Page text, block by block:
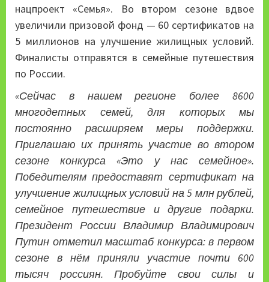
нацпроект «Семья». Во втором сезоне вдвое
увеличили призовой фонд — 60 сертификатов на
5 миллионов на улучшение жилищных условий.
Финалисты отправятся в семейные путешествия
по России.
«Сейчас в нашем регионе более 8600
многодетных семей, для которых мы
постоянно расширяем меры поддержки.
Приглашаю их принять участие во втором
сезоне конкурса «Это у нас семейное».
Победителям предоставят сертификат на
улучшение жилищных условий на 5 млн рублей,
семейное путешествие и другие подарки.
Президент России Владимир Владимирович
Путин отметилмасштаб конкурса: в первом
сезоне в нём приняли участие почти 600
тысяч россиян. Пробуйте свои силы и